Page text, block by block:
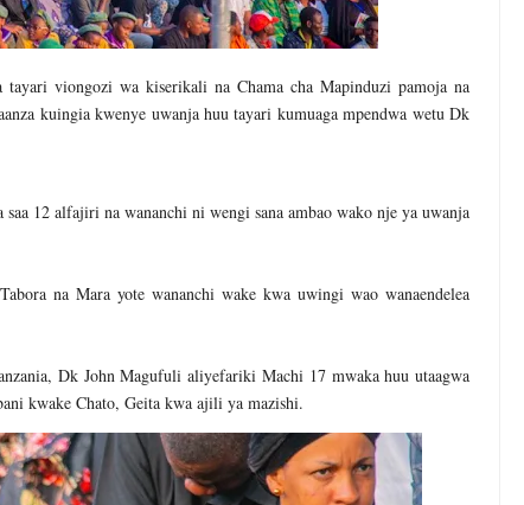
viongozi wa kiserikali na Chama cha Mapinduzi pamoja na
kuingia kwenye uwanja huu tayari kumuaga mpendwa wetu Dk
12 alfajiri na wananchi ni wengi sana ambao wako nje ya uwanja
na Mara yote wananchi wake kwa uwingi wao wanaendelea
Dk John Magufuli aliyefariki Machi 17 mwaka huu utaagwa
kwake Chato, Geita kwa ajili ya mazishi.